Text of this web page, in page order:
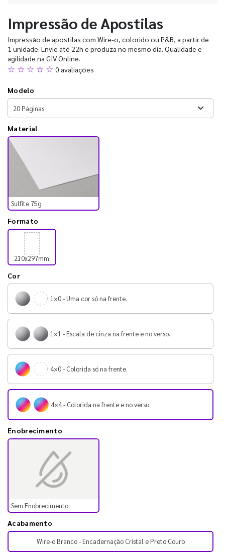
Impressão de Apostilas
Impressão de apostilas com Wire-o, colorido ou P&B, a partir de
1 unidade. Envie até 22h e produza no mesmo dia. Qualidade e
agilidade na GIV Online.
☆ ☆ ☆ ☆ ☆ 0 avaliações
Modelo
Material
Sulfite 75g
Formato
210x297mm
Cor
1×0 - Uma cor só na frente.
1×1 - Escala de cinza na frente e no verso.
4×0 - Colorida só na frente.
4×4 - Colorida na frente e no verso.
Enobrecimento
Sem Enobrecimento
Acabamento
Wire-o Branco - Encadernação Cristal e Preto Couro